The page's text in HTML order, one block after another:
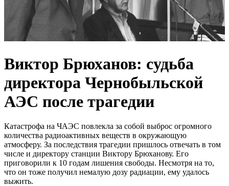
Виктор Брюханов: судьба
директора Чернобыльской
АЭС после трагедии
Катастрофа на ЧАЭС повлекла за собой выброс огромного
количества радиоактивных веществ в окружающую
атмосферу. За последствия трагедии пришлось отвечать в том
числе и директору станции Виктору Брюханову. Его
приговорили к 10 годам лишения свободы. Несмотря на то,
что он тоже получил немалую дозу радиации, ему удалось
выжить.